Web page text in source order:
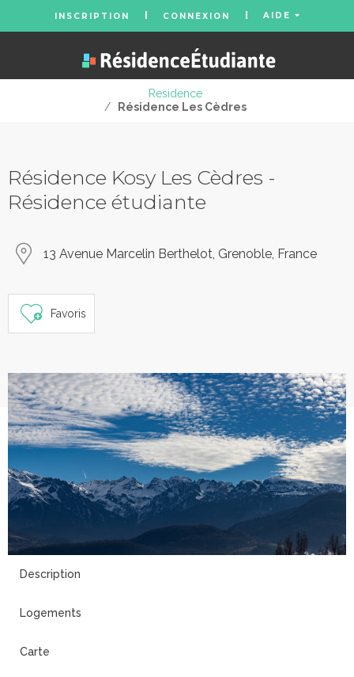
INSCRIPTION CONNEXION AIDE
Residence
/
Résidence Les Cèdres
Résidence Kosy Les Cèdres -
Résidence étudiante
13 Avenue Marcelin Berthelot, Grenoble, France
Favoris
Description
Logements
Carte